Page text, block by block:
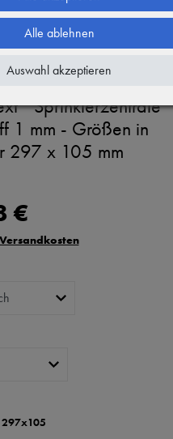
" Sprinklerzentrale
1 mm - Größen in
297 x 105 mm
€
Versandkosten
297x105
Alle ablehnen
Auswahl akzeptieren